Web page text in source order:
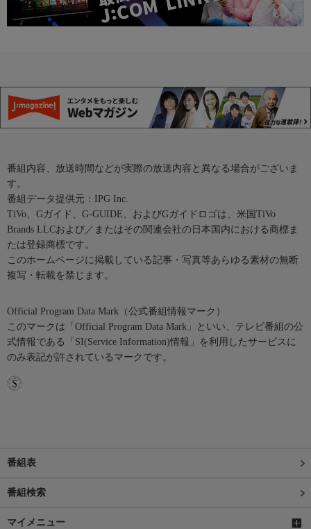
番組内容、放送時間などが実際の放送内容と異なる場合がございま
す。
番組データ提供元：IPG Inc.
TiVo、Gガイド、G-GUIDE、およびGガイドロゴは、米国TiVo
Brands LLCおよび／またはその関連会社の日本国内における商標ま
たは登録商標です。
このホームページに掲載している記事・写真等あらゆる素材の無断
複写・転載を禁じます。
Official Program Data Mark（公式番組情報マーク）
このマークは「Official Program Data Mark」といい、テレビ番組の公
式情報である「SI(Service Information)情報」を利用したサービスに
のみ表記が許されているマークです。
番組表
番組検索
マイメニュー